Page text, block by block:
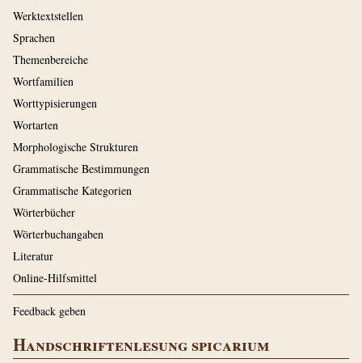
Werktextstellen
Sprachen
Themenbereiche
Wortfamilien
Worttypisierungen
Wortarten
Morphologische Strukturen
Grammatische Bestimmungen
Grammatische Kategorien
Wörterbücher
Wörterbuchangaben
Literatur
Online-Hilfsmittel
Feedback geben
Handschriftenlesung spicarium